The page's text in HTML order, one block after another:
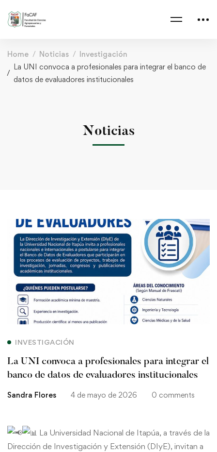
Home Noticias
Investigación
La UNI convoca a profesionales para integrar el banco de
datos de evaluadores institucionales
Noticias
La
UNI
convoca
profesionales
para
integrar
el
banco
de
datos
INVESTIGACIÓN
La UNI convoca a profesionales para integrar el
banco de datos de evaluadores institucionales
Sandra Flores 4 de mayo de 2026 0 comments
La Universidad Nacional de Itapúa, a través de la
Dirección de Investigación y Extensión (DIyE), invitan a